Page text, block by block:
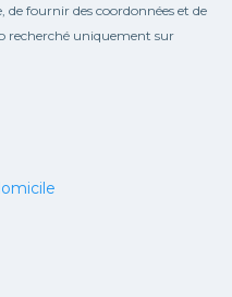
fournir des coordonnées et de
recherché uniquement sur